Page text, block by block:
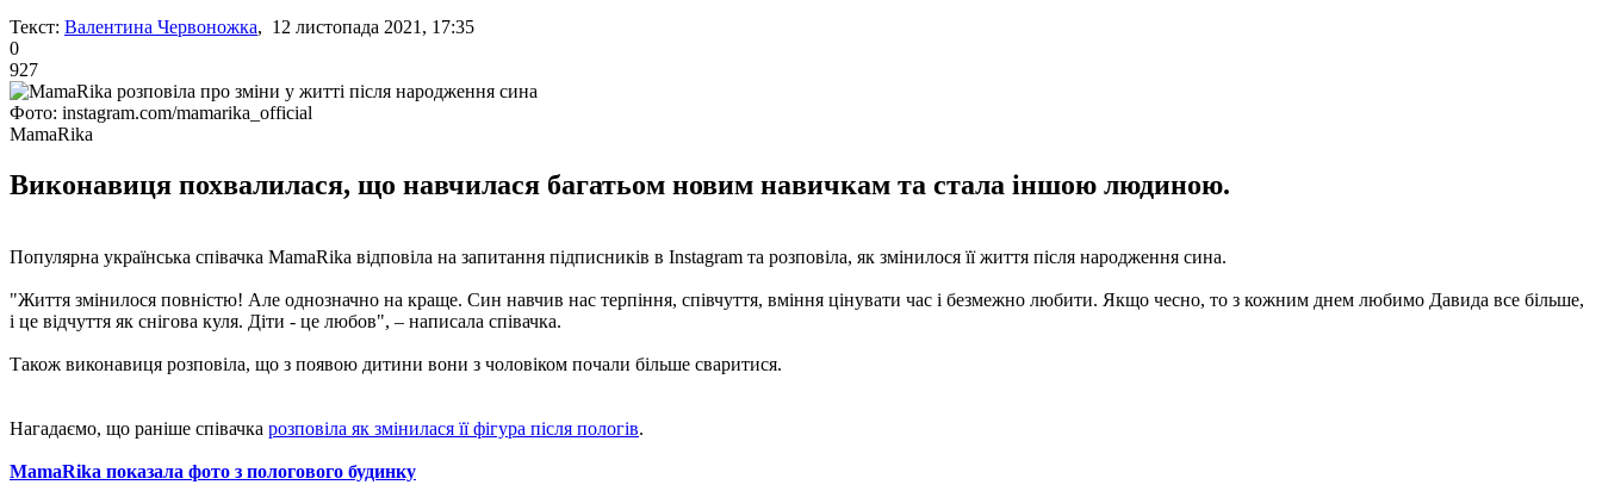
Текст: Валентина Червоножка, 12 листопада 2021, 17:35
0
927
Фото: instagram.com/mamarika_official
MamaRika
Виконавиця похвалилася, що навчилася багатьом новим навичкам та стала іншою людиною.
Популярна українська співачка MamaRika відповіла на запитання підписників в Instagram та розповіла, як змінилося її життя після народження сина.
"Життя змінилося повністю! Але однозначно на краще. Син навчив нас терпіння, співчуття, вміння цінувати час і безмежно любити. Якщо чесно, то з кожним днем любимо Давида все більше,
і це відчуття як снігова куля. Діти - це любов", – написала співачка.
Також виконавиця розповіла, що з появою дитини вони з чоловіком почали більше сваритися.
Нагадаємо, що раніше співачка розповіла як змінилася її фігура після пологів.
MamaRika показала фото з пологового будинку